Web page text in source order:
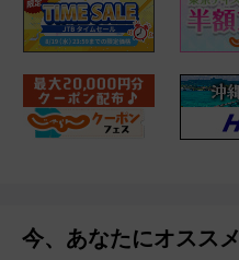
今、あなたにオススメ